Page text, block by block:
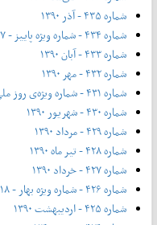
شماره ۴۳۵ - آذر ۱۳۹۰
شماره ۴۳۴ - شماره ویژه پاییز - ۱۷ آبان ۱۳۹۰
شماره ۴۳۳ - آبان ۱۳۹۰
شماره ۴۳۲ - مهر ۱۳۹۰
شماره ۴۳۱ - شماره ویژه‌ی روز ملی سینما - ۲۱ شهریور ۱۳۹۰
شماره ۴۳۰ - شهریور ۱۳۹۰
شماره ۴۲۹ - مرداد ۱۳۹۰
شماره ۴۲۸ - تیر ماه ۱۳۹۰
شماره ۴۲۷ - خرداد ۱۳۹۰
شماره ۴۲۶ - شماره ویژه بهار - ۱۸ اردیبهشت ۱۳۹۰
شماره ۴۲۵ - اردیبهشت ۱۳۹۰